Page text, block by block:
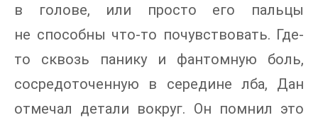
в голове, или просто его пальцы
не способны что-то почувствовать. Где-
то сквозь панику и фантомную боль,
сосредоточенную в середине лба, Дан
отмечал детали вокруг. Он помнил это